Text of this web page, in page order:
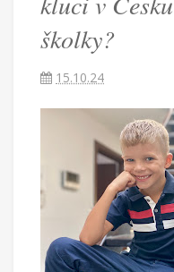
školy
školky?
Češka
provdaná
školky?
15.10.24